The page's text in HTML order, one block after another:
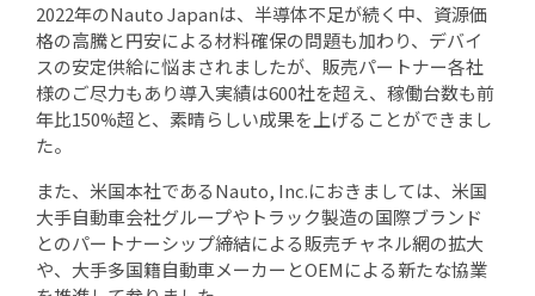
2022年のNauto Japanは、半導体不足が続く中、資源価
格の高騰と円安による材料確保の問題も加わり、デバイ
スの安定供給に悩まされましたが、販売パートナー各社
様のご尽力もあり導入実績は600社を超え、稼働台数も前
年比150%超と、素晴らしい成果を上げることができまし
た。
また、米国本社であるNauto, Inc.におきましては、米国
大手自動車会社グループやトラック製造の国際ブランド
とのパートナーシップ締結による販売チャネル網の拡大
や、大手多国籍自動車メーカーとOEMによる新たな協業